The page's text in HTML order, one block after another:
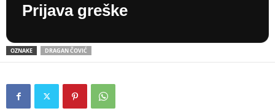
Prijava greške
OZNAKE DRAGAN ČOVIĆ